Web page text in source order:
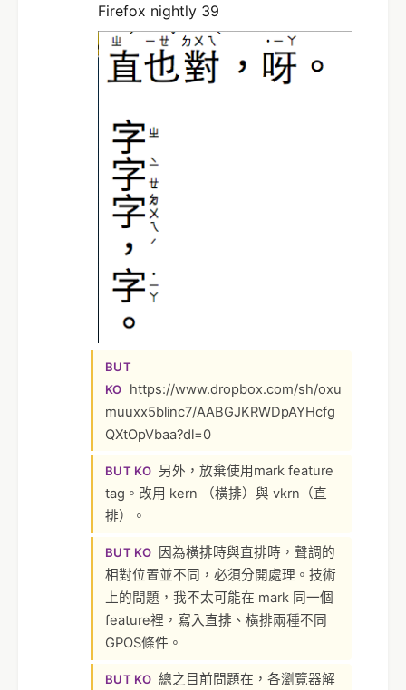
Firefox nightly 39
BUT
KO
https://www.dropbox.com/sh/oxu
muuxx5blinc7/AABGJKRWDpAYHcfg
QXtOpVbaa?dl=0
BUT KO 另外，放棄使用mark feature
tag。改用 kern （橫排）與 vkrn（直
排）。
BUT KO
因為橫排時與直排時，聲調的
相對位置並不同，必須分開處理。技術
上的問題，我不太可能在 mark 同一個
feature裡，寫入直排、橫排兩種不同
GPOS條件。
BUT KO 總之目前問題在，各瀏覽器解